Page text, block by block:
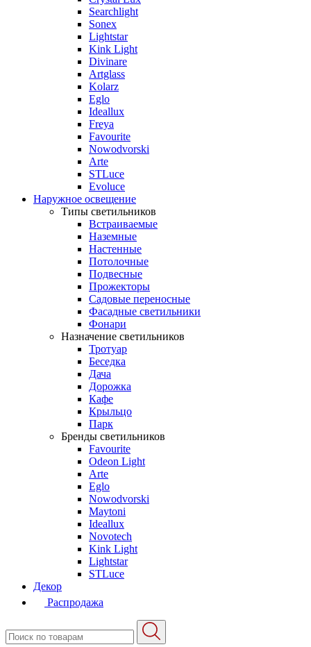
Searchlight
Sonex
Lightstar
Kink Light
Divinare
Artglass
Kolarz
Eglo
Ideallux
Freya
Favourite
Nowodvorski
Arte
STLuce
Evoluce
Наружное освещение
Типы светильников
Встраиваемые
Наземные
Настенные
Потолочные
Подвесные
Прожекторы
Садовые переносные
Фасадные светильники
Фонари
Назначение светильников
Тротуар
Беседка
Дача
Дорожка
Кафе
Крыльцо
Парк
Бренды светильников
Favourite
Odeon Light
Arte
Eglo
Nowodvorski
Maytoni
Ideallux
Novotech
Kink Light
Lightstar
STLuce
Декор
Распродажа